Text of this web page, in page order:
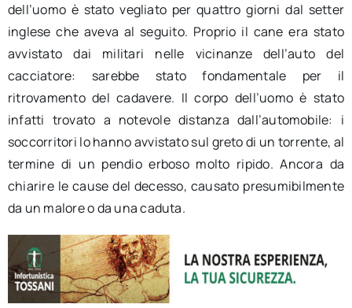
dell’uomo è stato vegliato per quattro giorni dal setter
inglese che aveva al seguito. Proprio il cane era stato
avvistato dai militari nelle vicinanze dell’auto del
cacciatore: sarebbe stato fondamentale per il
ritrovamento del cadavere. Il corpo dell’uomo è stato
infatti trovato a notevole distanza dall’automobile: i
soccorritori lo hanno avvistato sul greto di un torrente, al
termine di un pendio erboso molto ripido. Ancora da
chiarire le cause del decesso, causato presumibilmente
da un malore o da una caduta.